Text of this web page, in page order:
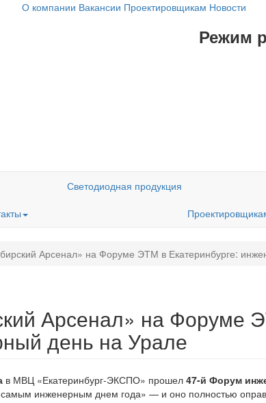
О компании Вакансии Проектировщикам Новости
Режим
Светодиодная продукция
Арсенал» на Форуме ЭТМ в Екатеринбурге:
Арсенал» на Форуме
день на Урале
в МВЦ «Екатеринбург-ЭКСПО» прошел 47-й Форум
инженерным днем года» — и оно полностью